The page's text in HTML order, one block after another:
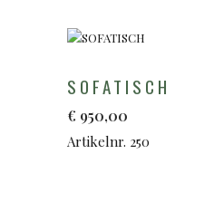
SOFATISCH
€ 950,00
Artikelnr. 250